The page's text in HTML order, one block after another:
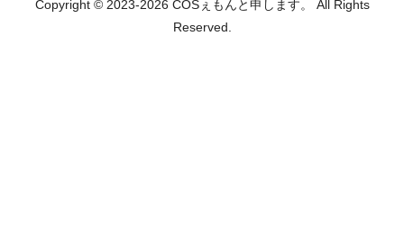
Copyright © 2023-2026 COSぇもんと申します。 All Rights
Reserved.